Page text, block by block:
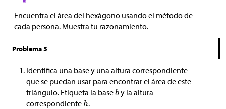
Encuentra el área del hexágono usando el método de
cada persona. Muestra tu razonamiento.
Problema 5
Identifica una base y una altura correspondiente
que se puedan usar para encontrar el área de este
triángulo. Etiqueta la base y la altura
correspondiente
.